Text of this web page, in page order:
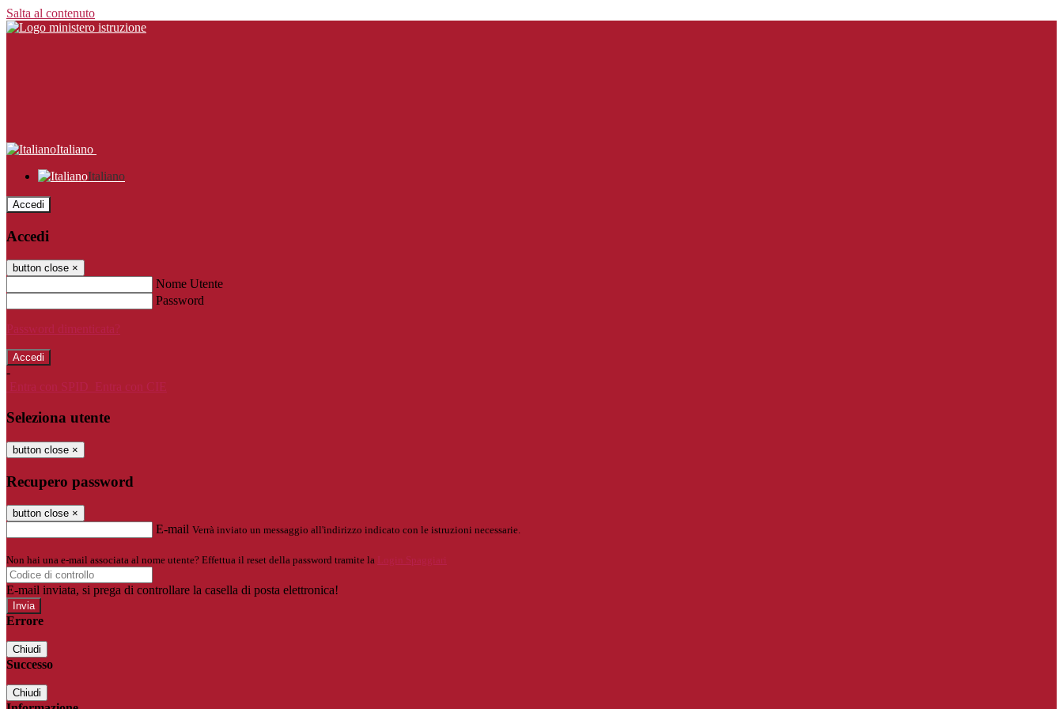
Salta al contenuto
Italiano
Italiano
Accedi
Accedi
button close ×
Nome Utente
Password
Password dimenticata?
-
Entra con SPID
Entra con CIE
Seleziona utente
button close ×
Recupero password
button close ×
E-mail Verrà inviato un messaggio all'indirizzo indicato con le istruzioni necessarie.
Non hai una e-mail associata al nome utente? Effettua il reset della password tramite la Login Spaggiari
E-mail inviata, si prega di controllare la casella di posta elettronica!
Errore
Chiudi
Successo
Chiudi